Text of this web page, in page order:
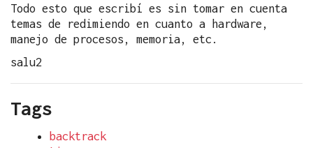
Todo esto que escribí es sin tomar en cuenta
temas de redimiendo en cuanto a hardware,
manejo de procesos, memoria, etc.
salu2
Tags
backtrack